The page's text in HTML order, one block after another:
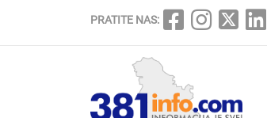
PRATITE NAS: